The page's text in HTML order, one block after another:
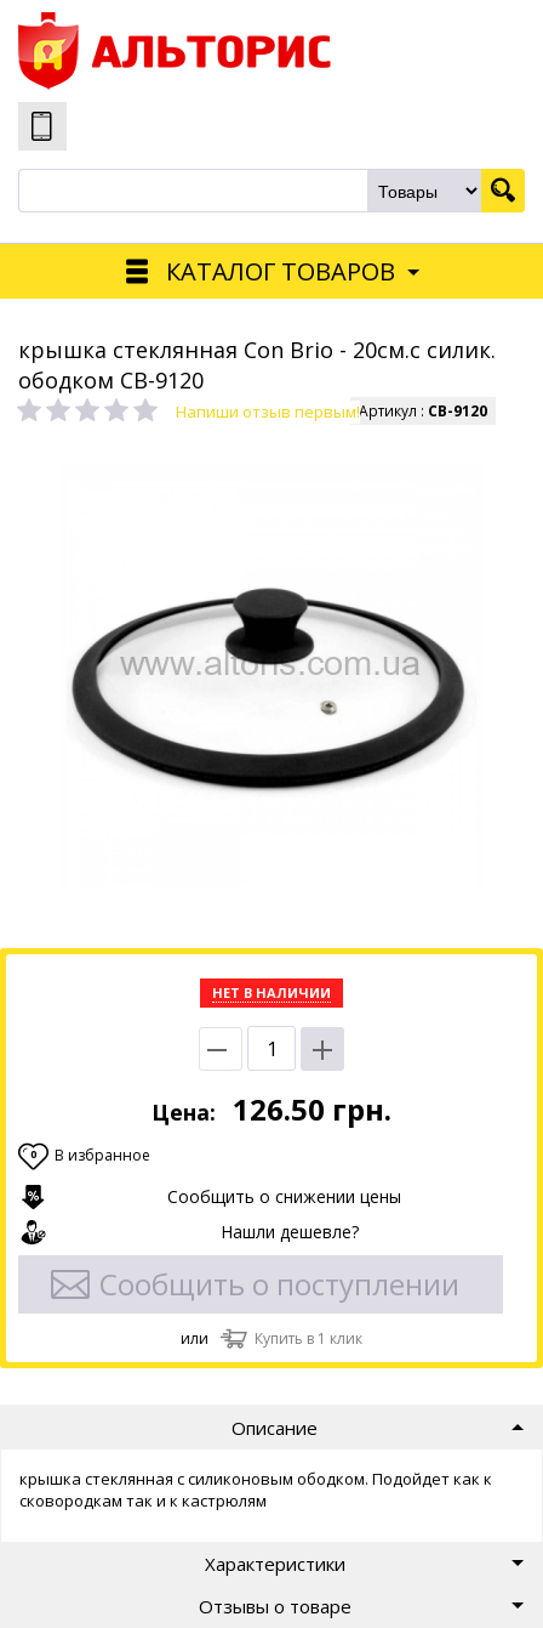
КАТАЛОГ ТОВАРОВ
крышка стеклянная Con Brio - 20см.с силик.
ободком СВ-9120
Напиши отзыв первым!Артикул : СВ-9120
НЕТ В НАЛИЧИИ
Цена: 126.50 грн.
0 В избранное
Сообщить о снижении цены
Нашли дешевле?
Сообщить о поступлении
или Купить в 1 клик
Описание
крышка стеклянная с силиконовым ободком. Подойдет как к
сковородкам так и к кастрюлям
Характеристики
Отзывы о товаре